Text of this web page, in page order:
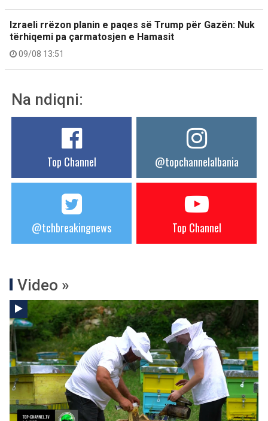
Izraeli rrëzon planin e paqes së Trump për Gazën: Nuk
tërhiqemi pa çarmatosjen e Hamasit
09/08 13:51
Na ndiqni:
Top Channel @topchannelalbania
@tchbreakingnews Top Channel
Video »